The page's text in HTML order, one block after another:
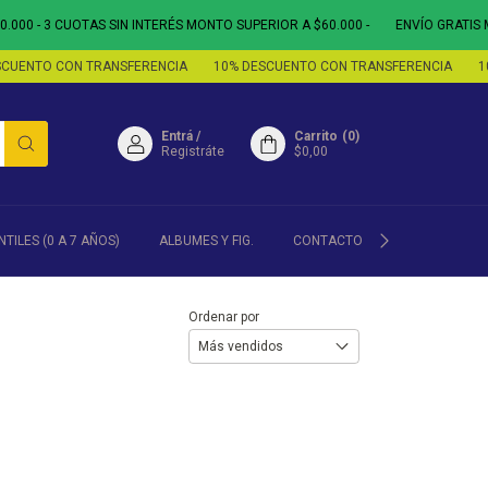
- 3 CUOTAS SIN INTERÉS MONTO SUPERIOR A $60.000 - ENVÍO GRATIS
CON TRANSFERENCIA 10% DESCUENTO CON TRANSFERENCIA
Entrá /
Registráte
Carrito (0)
$0,00
(0 A 7 AÑOS) ALBUMES Y FIG. CONTACTO
Ordenar por